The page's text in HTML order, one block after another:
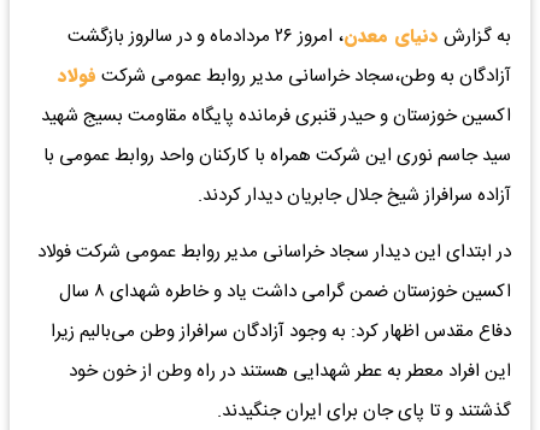
به گزارش دنیای معدن
، امروز ۲۶ مردادماه و در سالروز بازگشت
آزادگان به وطن،سجاد خراسانی مدیر روابط عمومی شرکت فولاد
اکسین خوزستان و حیدر قنبری فرمانده پایگاه مقاومت بسیج شهید
سید جاسم نوری این شرکت همراه با کارکنان واحد روابط عمومی با
آزاده سرافراز شیخ جلال جابریان دیدار کردند.
در ابتدای این دیدار سجاد خراسانی مدیر روابط عمومی شرکت فولاد
اکسین خوزستان ضمن گرامی داشت یاد و خاطره شهدای ۸ سال
دفاع مقدس اظهار کرد: به وجود آزادگان سرافراز وطن می‌بالیم زیرا
این افراد معطر به عطر شهدایی هستند در راه وطن از خون خود
گذشتند و تا پای جان برای ایران جنگیدند.